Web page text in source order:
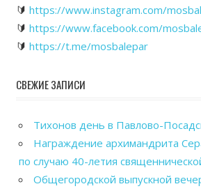
🔰 https://www.instagram.com/
🔰 https://www.facebook.com/
🔰 https://t.me/mosbalepar
СВЕЖИЕ ЗАПИСИ
Тихонов день в Павлово-
Награждение архимандрита
по случаю 40-летия
Общегородской выпускной